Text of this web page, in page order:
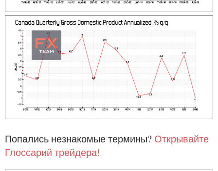
Попались незнакомые термины? Открывайте
Глоссарий трейдера!